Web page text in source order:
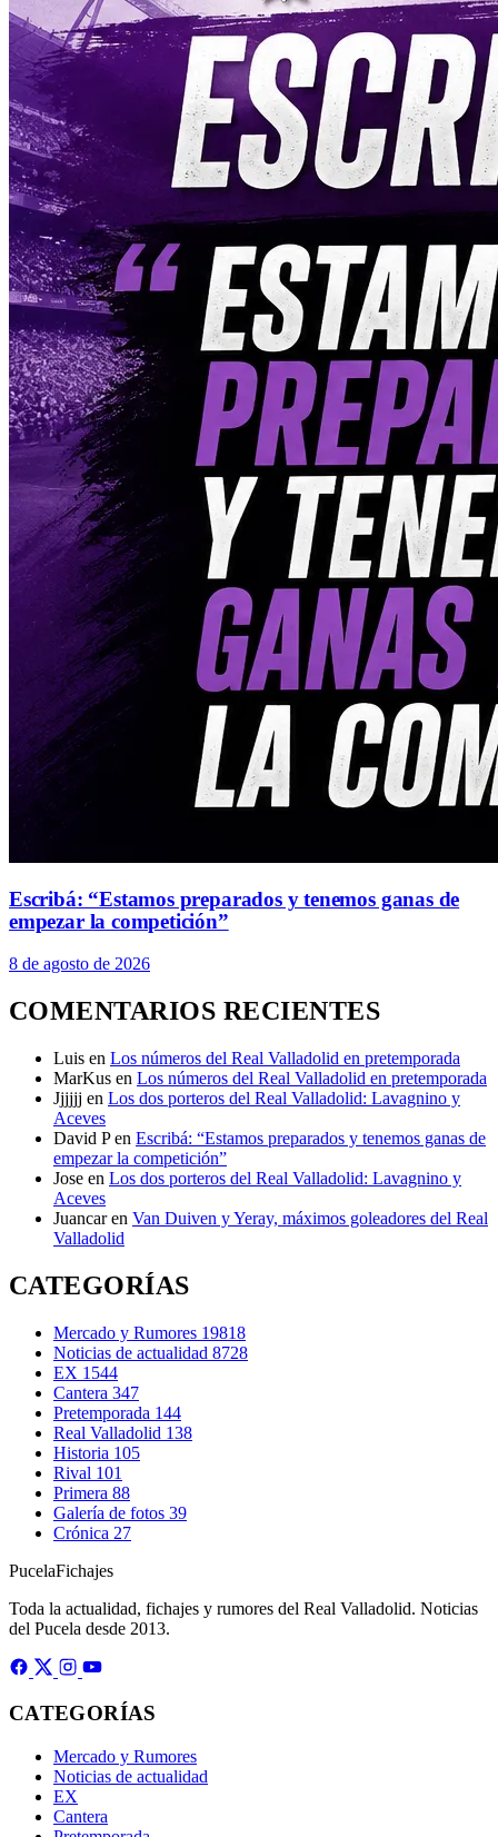
Escribá: “Estamos preparados y tenemos ganas de
empezar la competición”
8 de agosto de 2026
COMENTARIOS RECIENTES
Luis en Los números del Real Valladolid en pretemporada
MarKus en Los números del Real Valladolid en pretemporada
Jjjjjj en Los dos porteros del Real Valladolid: Lavagnino y
Aceves
David P en Escribá: “Estamos preparados y tenemos ganas de
empezar la competición”
Jose en Los dos porteros del Real Valladolid: Lavagnino y
Aceves
Juancar en Van Duiven y Yeray, máximos goleadores del Real
Valladolid
CATEGORÍAS
Mercado y Rumores 19818
Noticias de actualidad 8728
EX 1544
Cantera 347
Pretemporada 144
Real Valladolid 138
Historia 105
Rival 101
Primera 88
Galería de fotos 39
Crónica 27
PucelaFichajes
Toda la actualidad, fichajes y rumores del Real Valladolid. Noticias
del Pucela desde 2013.
CATEGORÍAS
Mercado y Rumores
Noticias de actualidad
EX
Cantera